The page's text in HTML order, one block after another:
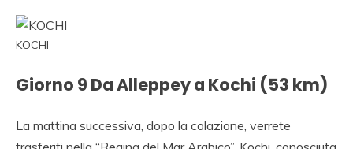
KOCHI
Giorno 9 Da Alleppey a Kochi (53 km)
La mattina successiva, dopo la colazione, verrete